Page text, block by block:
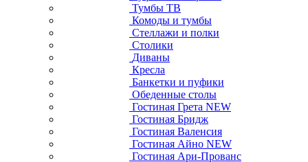
Тумбы ТВ
Комоды и тумбы
Стеллажи и полки
Столики
Диваны
Кресла
Банкетки и пуфики
Обеденные столы
Гостиная Грета NEW
Гостиная Бридж
Гостиная Валенсия
Гостиная Айно NEW
Гостиная Ари-Прованс